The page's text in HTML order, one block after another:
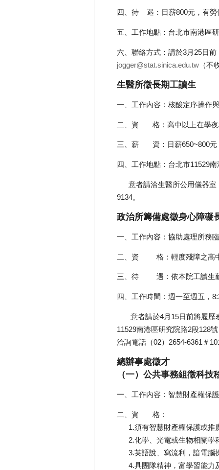
四、待 遇：日薪800元，有勞
五、工作地點：台北市南港區
六、聯絡方式：請於3月25日
jogger@stat.sinica.edu.tw （不
生醫所徵長期工讀生
一、工作內容：核酸定序操作
二、資 格：高中以上在學夜
三、薪 資：日薪650~800元
四、工作地點：台北市11529
意者請洽生醫所公用儀器室
9134。
政治所籌備處徵身心障礙
一、工作內容：協助處理所務
二、資 格：輕度殘障之高中
三、待 遇：依本院工讀生
四、工作時間：週一至週五，
意者請於4月15日前將履歷
11529南港區研究院路2段128
洽詢電話（02）2654-6361＃
總辦事處徵才
（一）公共事務組徵科技
一、工作內容：智慧財產權保
二、資 格：
1.須有智慧財產權保護或推
2.化學、光電或生物相關學
3.英語說、寫流利，諳電腦
4.具團隊精神，富學習能力